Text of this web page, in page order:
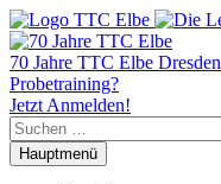
70 Jahre TTC Elbe Dresden
Probetraining?
Jetzt Anmelden!
Suchen
nach:
Hauptmenü